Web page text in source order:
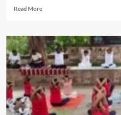
Read MoreRead
‘मोदींची
तपपुर्ती’
दिनदर्शिकेचे
अमित
शहा
यांनी
केले
कौतुक